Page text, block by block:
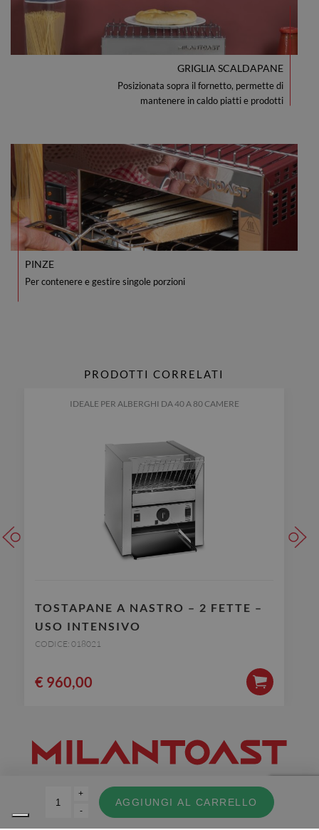
GRIGLIA SCALDAPANE
Posizionata sopra il fornetto, permette di
mantenere in caldo piatti e prodotti
PINZE
Per contenere e gestire singole porzioni
+
-
AGGIUNGI AL CARRELLO
PRODOTTI CORRELATI
IDEALE PER ALBERGHI DA 40 A 80 CAMERE
TOSTAPANE A NASTRO – 2 FETTE –
USO INTENSIVO
CODICE: 018021
€ 960,00
©Copyright 2019 – MILANTOAST SRL – CF e PI : IT 02129100968 – Company info